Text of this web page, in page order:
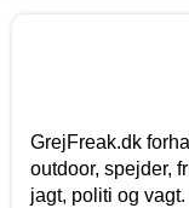
GrejFreak.dk
outdoor, spejder,
jagt, politi og